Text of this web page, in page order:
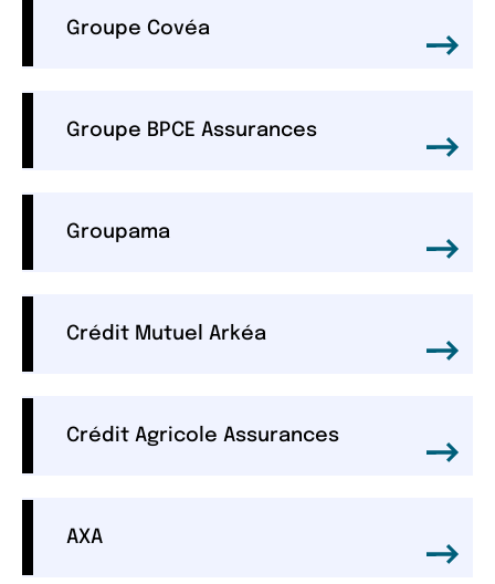
Groupe Covéa
Groupe BPCE Assurances
Groupama
Crédit Mutuel Arkéa
Crédit Agricole Assurances
AXA